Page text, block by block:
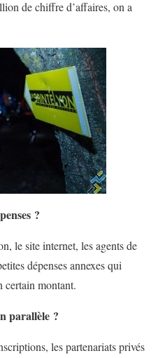
de chiffre d’affaires, on a
?
le site internet, les agents de
dépenses annexes qui
certain montant.
parallèle ?
les partenariats privés